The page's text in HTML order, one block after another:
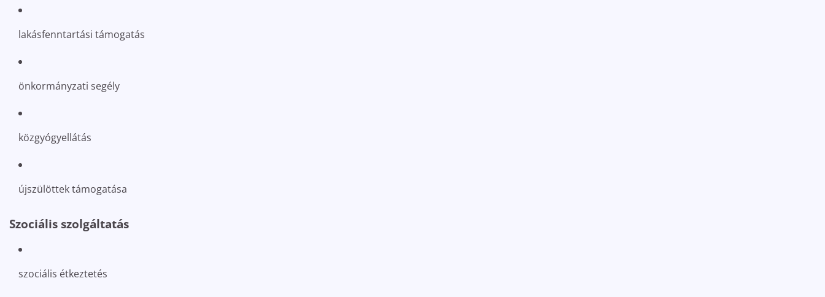
lakásfenntartási támogatás
önkormányzati segély
közgyógyellátás
újszülöttek támogatása
Szociális szolgáltatás
szociális étkeztetés